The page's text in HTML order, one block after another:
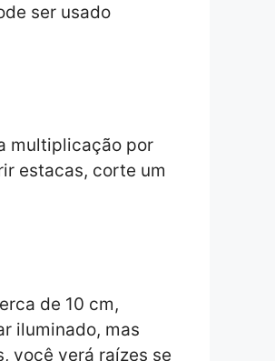
ser usado
multiplicação por
estacas, corte um
de 10 cm,
iluminado, mas
você verá raízes se